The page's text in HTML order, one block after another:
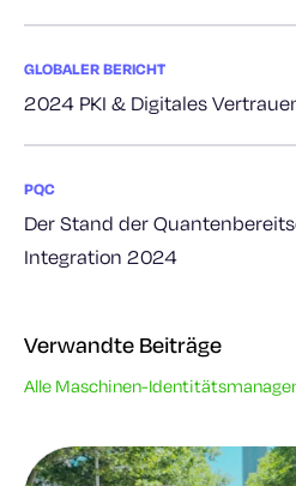
GLOBALER BERICHT
2024 PKI & Digitales
PQC
Der Stand der
Integration 2024
Verwandte Beiträge
Alle Maschinen-